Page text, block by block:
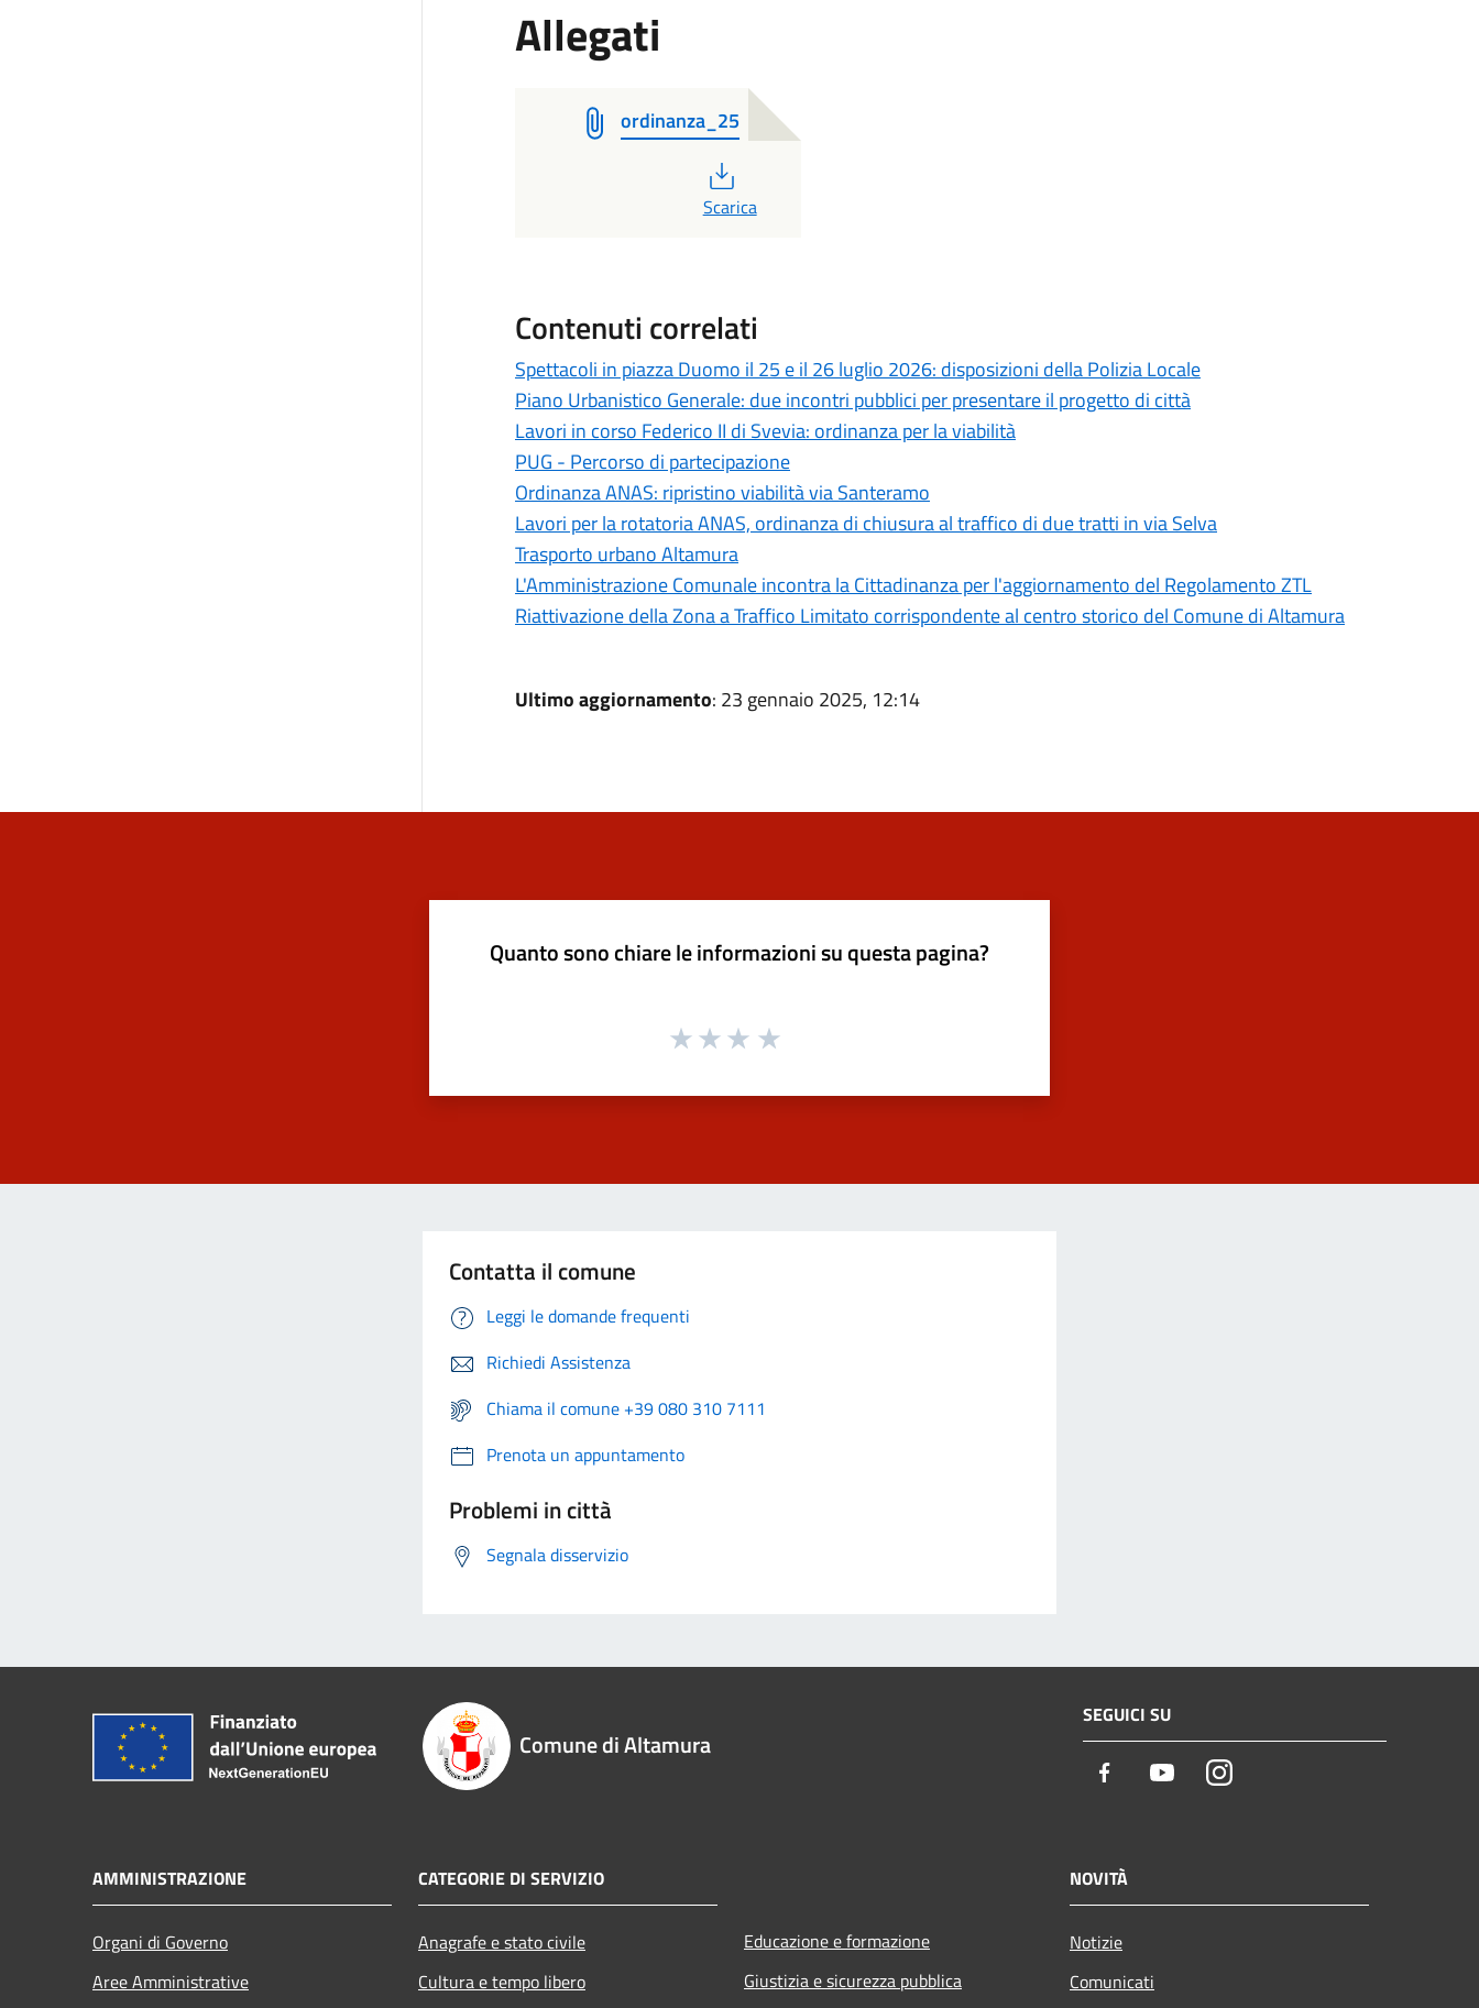
Allegati
ordinanza_25
PDF
Scarica
Contenuti correlati
Spettacoli in piazza Duomo il 25 e il 26 luglio 2026: disposizioni della Polizia Locale
Piano Urbanistico Generale: due incontri pubblici per presentare il progetto di città
Lavori in corso Federico II di Svevia: ordinanza per la viabilità
PUG - Percorso di partecipazione
Ordinanza ANAS: ripristino viabilità via Santeramo
Lavori per la rotatoria ANAS, ordinanza di chiusura al traffico di due tratti in via Selva
Trasporto urbano Altamura
L'Amministrazione Comunale incontra la Cittadinanza per l'aggiornamento del Regolamento ZTL
Riattivazione della Zona a Traffico Limitato corrispondente al centro storico del Comune di Altamura
Ultimo aggiornamento: 23 gennaio 2025, 12:14
Quanto sono chiare le informazioni su questa pagina?
Contatta il comune
Leggi le domande frequenti
Richiedi Assistenza
Chiama il comune +39 080 310 7111
Prenota un appuntamento
Problemi in città
Segnala disservizio
Comune di Altamura
SEGUICI SU
Facebook YoutubeInstagram
AMMINISTRAZIONE
Organi di Governo
Aree Amministrative
CATEGORIE DI SERVIZIO
Anagrafe e stato civile
Cultura e tempo libero
Educazione e formazione
Giustizia e sicurezza pubblica
NOVITÀ
Notizie
Comunicati